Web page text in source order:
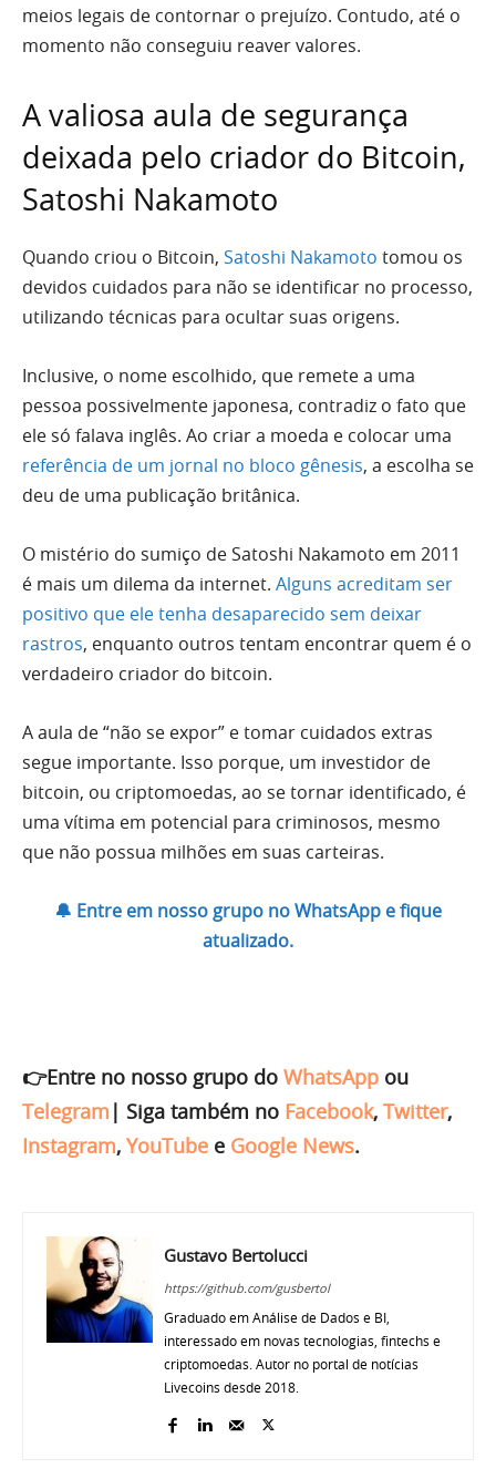
meios legais de contornar o prejuízo. Contudo, até o
momento não conseguiu reaver valores.
A valiosa aula de segurança
deixada pelo criador do Bitcoin,
Satoshi Nakamoto
Quando criou o Bitcoin, Satoshi Nakamoto tomou os
devidos cuidados para não se identificar no processo,
utilizando técnicas para ocultar suas origens.
Inclusive, o nome escolhido, que remete a uma
pessoa possivelmente japonesa, contradiz o fato que
ele só falava inglês. Ao criar a moeda e colocar uma
referência de um jornal no bloco gênesis, a escolha se
deu de uma publicação britânica.
O mistério do sumiço de Satoshi Nakamoto em 2011
é mais um dilema da internet. Alguns acreditam ser
positivo que ele tenha desaparecido sem deixar
rastros, enquanto outros tentam encontrar quem é o
verdadeiro criador do bitcoin.
A aula de “não se expor” e tomar cuidados extras
segue importante. Isso porque, um investidor de
bitcoin, ou criptomoedas, ao se tornar identificado, é
uma vítima em potencial para criminosos, mesmo
que não possua milhões em suas carteiras.
🔔 Entre em nosso grupo no WhatsApp e fique
atualizado.
👉Entre no nosso grupo do WhatsApp ou
Telegram | Siga também no Facebook, Twitter,
Instagram, YouTube e Google News.
Gustavo Bertolucci
https://github.com/gusbertol
Graduado em Análise de Dados e BI,
interessado em novas tecnologias, fintechs e
criptomoedas. Autor no portal de notícias
Livecoins desde 2018.